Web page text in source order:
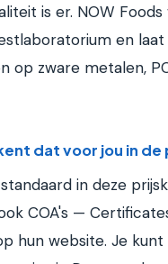
is er. NOW
en laat
op zware metalen,
dat voor jou in de
in deze
COA's —
hun website. Je kunt